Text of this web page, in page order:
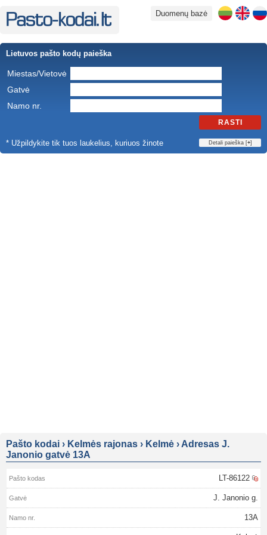
Duomenų bazė
Lietuvos pašto kodų paieška
Miestas/Vietovė
Gatvė
Namo nr.
RASTI
* Užpildykite tik tuos laukelius, kuriuos žinote Detali paieška [+]
Pašto kodai › Kelmės rajonas › Kelmė › Adresas J.
Janonio gatvė 13A
LT-86122
J. Janonio g.
13A